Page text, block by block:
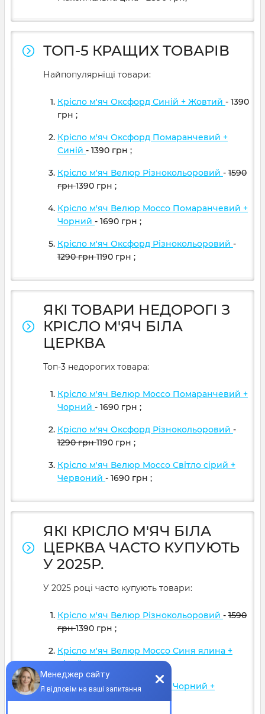
ТОП-5 КРАЩИХ ТОВАРІВ
Найпопулярніщі товари:
Крісло м'яч Оксфорд Синій + Жовтий - 1390
грн ;
Крісло м'яч Оксфорд Помаранчевий +
Синій - 1390 грн ;
Крісло м'яч Велюр Різнокольоровий - 1590
грн1390 грн ;
Крісло м'яч Велюр Mocco Помаранчевий +
Чорний - 1690 грн ;
Крісло м'яч Оксфорд Різнокольоровий -
1290грн1190 грн ;
ЯКІ ТОВАРИ НЕДОРОГІ З
КРІСЛО М'ЯЧ БІЛА
ЦЕРКВА
Топ-3 недорогих товара:
Крісло м'яч Велюр Mocco Помаранчевий +
Чорний - 1690 грн ;
Крісло м'яч Оксфорд Різнокольоровий -
1290грн1190 грн ;
Крісло м'яч Велюр Mocco Світло сірий +
Червоний - 1690 грн ;
ЯКІ КРІСЛО М'ЯЧ БІЛА
ЦЕРКВА ЧАСТО КУПУЮТЬ
У 2025Р.
У 2025 році часто купують товари:
Крісло м'яч Велюр Різнокольоровий - 1590
грн1390 грн ;
Крісло м'яч Велюр Mocco Синя ялина +
Білий- 1690грн;
Крісло м'яч Велюр Mocco Чорний +
Жовтий- 1690грн;